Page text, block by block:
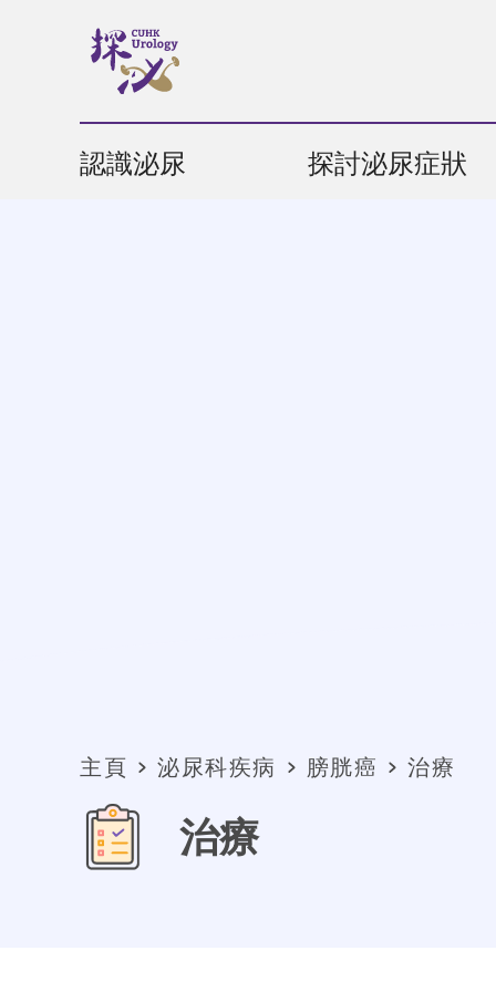
認識泌尿 探討泌尿症狀
主頁 泌尿科疾病 膀胱癌 治療
治療